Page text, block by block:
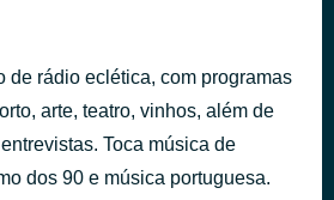
há 51 minutos
de rádio eclética, com programas
arte, teatro, vinhos, além de
Toca música de
dos 90 e música portuguesa.